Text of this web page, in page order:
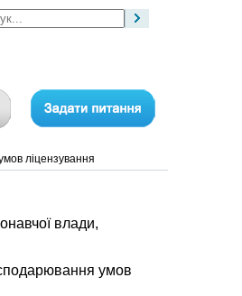
ліцензування
влади,
умов